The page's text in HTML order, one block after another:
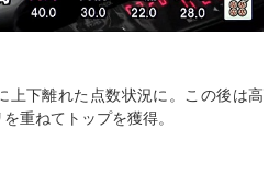
上下離れた点数状況に。この後は高
重ねてトップを獲得。